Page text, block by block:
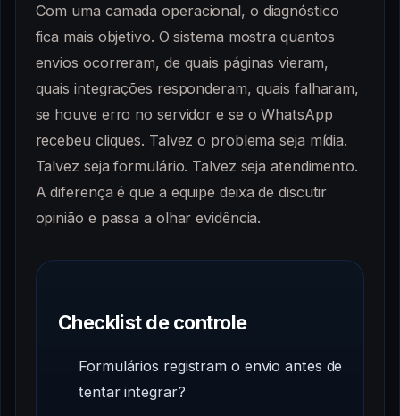
Com uma camada operacional, o diagnóstico
fica mais objetivo. O sistema mostra quantos
envios ocorreram, de quais páginas vieram,
quais integrações responderam, quais falharam,
se houve erro no servidor e se o WhatsApp
recebeu cliques. Talvez o problema seja mídia.
Talvez seja formulário. Talvez seja atendimento.
A diferença é que a equipe deixa de discutir
opinião e passa a olhar evidência.
Checklist de controle
Formulários registram o envio antes de
tentar integrar?